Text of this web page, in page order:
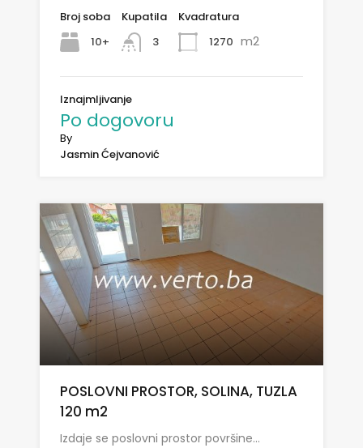
Broj soba
10+
Kupatila
3
Kvadratura
1270 m2
Iznajmljivanje
Po dogovoru
By
Jasmin Ćejvanović
POSLOVNI PROSTOR, SOLINA, TUZLA
120 m2
Izdaje se poslovni prostor površine…